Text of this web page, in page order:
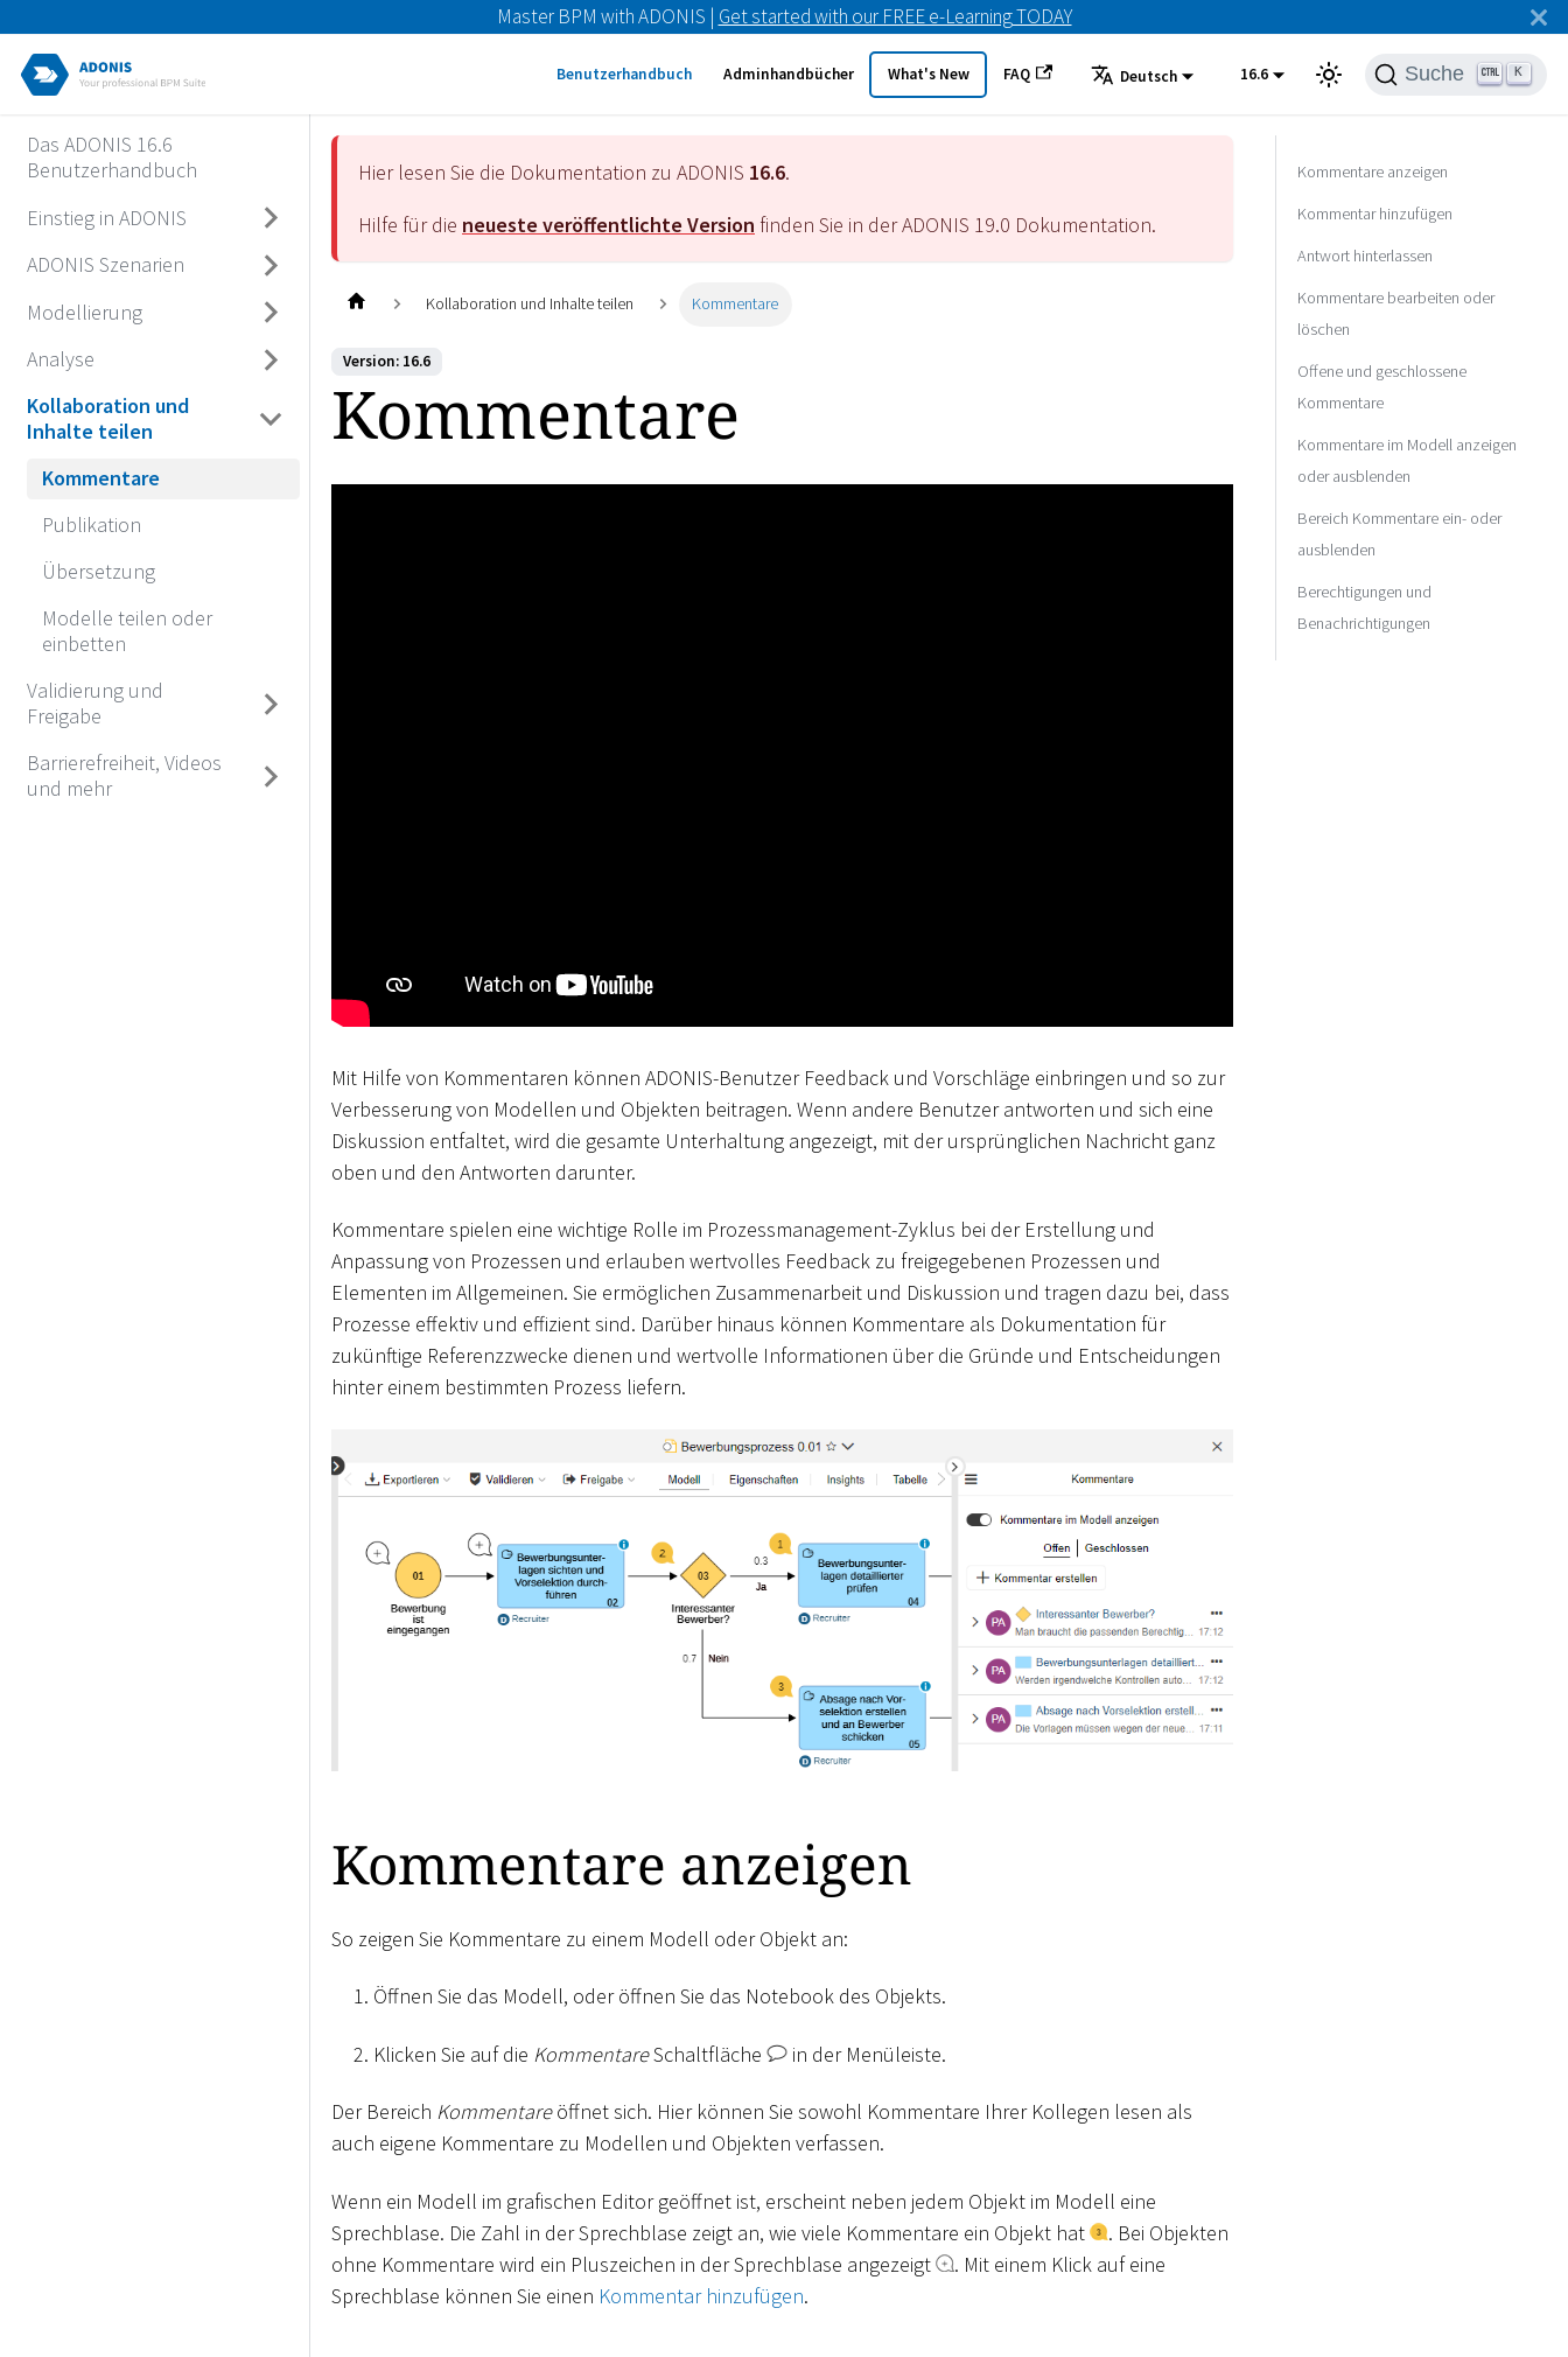
Master BPM with ADONIS | Get started with our FREE e-Learning TODAY
Benutzerhandbuch Adminhandbücher What's New FAQ Deutsch 16.6 Suche K
Das ADONIS 16.6
Benutzerhandbuch
Einstieg in ADONIS
ADONIS Szenarien
Modellierung
Analyse
Kollaboration und
Inhalte teilen
Kommentare
Publikation
Übersetzung
Modelle teilen oder
einbetten
Validierung und
Freigabe
Barrierefreiheit, Videos
und mehr
Hier lesen Sie die Dokumentation zu ADONIS 16.6.
Hilfe für die neueste veröffentlichte Version finden Sie in der ADONIS 19.0 Dokumentation.
Kollaboration und Inhalte teilen Kommentare
Version: 16.6
Kommentare
Mit Hilfe von Kommentaren können ADONIS-Benutzer Feedback und Vorschläge einbringen und so zur
Verbesserung von Modellen und Objekten beitragen. Wenn andere Benutzer antworten und sich eine
Diskussion entfaltet, wird die gesamte Unterhaltung angezeigt, mit der ursprünglichen Nachricht ganz
oben und den Antworten darunter.
Kommentare spielen eine wichtige Rolle im Prozessmanagement-Zyklus bei der Erstellung und
Anpassung von Prozessen und erlauben wertvolles Feedback zu freigegebenen Prozessen und
Elementen im Allgemeinen. Sie ermöglichen Zusammenarbeit und Diskussion und tragen dazu bei, dass
Prozesse effektiv und effizient sind. Darüber hinaus können Kommentare als Dokumentation für
zukünftige Referenzzwecke dienen und wertvolle Informationen über die Gründe und Entscheidungen
hinter einem bestimmten Prozess liefern.
Kommentare anzeigen
So zeigen Sie Kommentare zu einem Modell oder Objekt an:
Öffnen Sie das Modell, oder öffnen Sie das Notebook des Objekts.
Klicken Sie auf die KommentareSchaltfläche in der Menüleiste.
Der Bereich Kommentareöffnet sich. Hier können Sie sowohl Kommentare Ihrer Kollegen lesen als
auch eigene Kommentare zu Modellen und Objekten verfassen.
Wenn ein Modell im grafischen Editor geöffnet ist, erscheint neben jedem Objekt im Modell eine
Sprechblase. Die Zahl in der Sprechblase zeigt an, wie viele Kommentare ein Objekt hat
. Bei Objekten
ohne Kommentare wird ein Pluszeichen in der Sprechblase angezeigt
. Mit einem Klick auf eine
Sprechblase können Sie einen Kommentar hinzufügen.
Kommentare anzeigen
Kommentar hinzufügen
Antwort hinterlassen
Kommentare bearbeiten oder
löschen
Offene und geschlossene
Kommentare
Kommentare im Modell anzeigen
oder ausblenden
Bereich Kommentare ein- oder
ausblenden
Berechtigungen und
Benachrichtigungen